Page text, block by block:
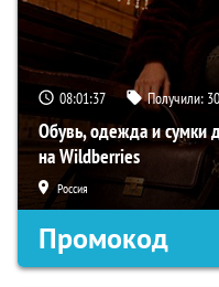
08:01:36 Получили: 30
Обувь, одежда и сумки
на Wildberries
Россия
Промокод